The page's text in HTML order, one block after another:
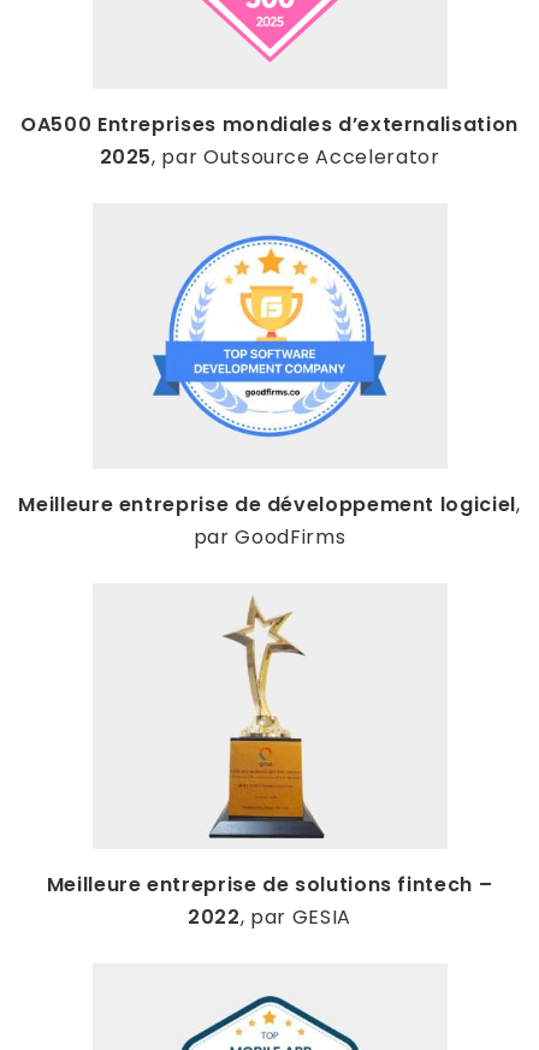
OA500 Entreprises mondiales d’externalisation
2025, par Outsource Accelerator
Meilleure entreprise de développement logiciel,
par GoodFirms
Meilleure entreprise de solutions fintech –
2022, par GESIA